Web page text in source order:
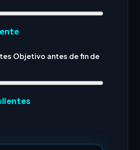
Objetivo antes de fin de